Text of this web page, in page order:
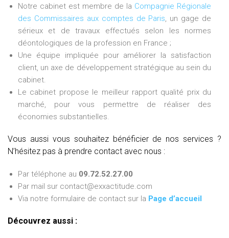
Notre cabinet est membre de la Compagnie Régionale
des Commissaires aux comptes de Paris, un gage de
sérieux et de travaux effectués selon les normes
déontologiques de la profession en France ;
Une équipe impliquée pour améliorer la satisfaction
client, un axe de développement stratégique au sein du
cabinet.
Le cabinet propose le meilleur rapport qualité prix du
marché, pour vous permettre de réaliser des
économies substantielles.
Vous aussi vous souhaitez bénéficier de nos services ?
N’hésitez pas à prendre contact avec nous :
Par téléphone au 09.72.52.27.00
Par mail sur contact@exxactitude.com
Via notre formulaire de contact sur la Page d’accueil
Découvrez aussi :